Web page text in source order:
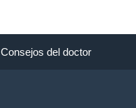
Consejos del doctor